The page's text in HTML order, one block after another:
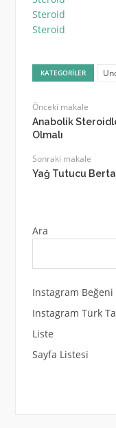
Steroid
Steroid
KATEGORILER
Önceki makale
Anabolik
Olmalı
Sonraki makale
Yağ Tutucu
Ara
Instagram Beğeni
Instagram Türk
Liste
Sayfa Listesi